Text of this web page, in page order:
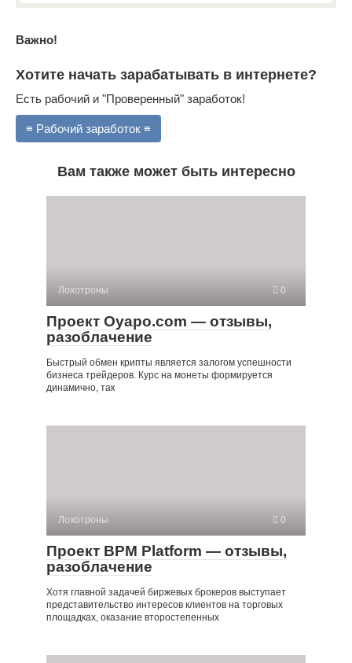
Важно!
Хотите начать зарабатывать в интернете?
Есть рабочий и "Проверенный" заработок!
≡ Рабочий заработок ≡
Вам также может быть интересно
Лохотроны 0
Проект Oyapo.com — отзывы,
разоблачение
Быстрый обмен крипты является залогом успешности
бизнеса трейдеров. Курс на монеты формируется
динамично, так
Лохотроны 0
Проект BPM Platform — отзывы,
разоблачение
Хотя главной задачей биржевых брокеров выступает
представительство интересов клиентов на торговых
площадках, оказание второстепенных